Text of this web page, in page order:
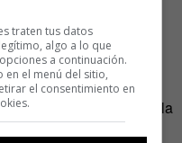
y la
profesor es, a su juicio, la
traten tus datos
algo a lo que
a continuación.
en el menú del sitio,
el consentimiento en